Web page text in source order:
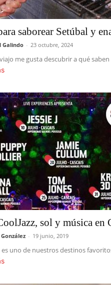
saborear Setúbal y
Galindo - 23 octubre, 2024
me gusta descubrir a qué
sol y música en
- 19 junio, 2019
uno de nuestros destinos